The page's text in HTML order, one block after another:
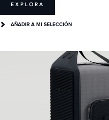
EXPLORA
AÑADIR A MI SELECCIÓN